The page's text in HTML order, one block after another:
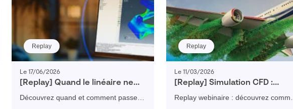
Replay
Le 17/06/2026
[Replay] Quand le linéaire ne
suffit plus en simulation
Découvrez quand et comment passer à
Replay
Le 11/03/2026
[Replay] Simulation CFD :
analyser les fluides et la
thermique dès la conception
Replay webinaire : découvrez